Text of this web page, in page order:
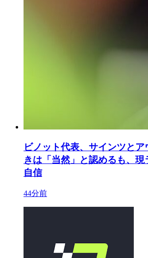
ビノット代表、サインツと
きは「当然」と認めるも、現
自信
44分前